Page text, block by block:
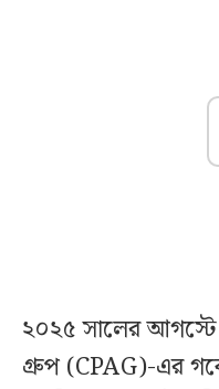
২০২৫ সালের আগস্টে
গ্রুপ (CPAG)-এর